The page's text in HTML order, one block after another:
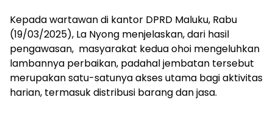
Kepada wartawan di kantor DPRD Maluku, Rabu
(19/03/2025), La Nyong menjelaskan, dari hasil
pengawasan, masyarakat kedua ohoi mengeluhkan
lambannya perbaikan, padahal jembatan tersebut
merupakan satu-satunya akses utama bagi aktivitas
harian, termasuk distribusi barang dan jasa.